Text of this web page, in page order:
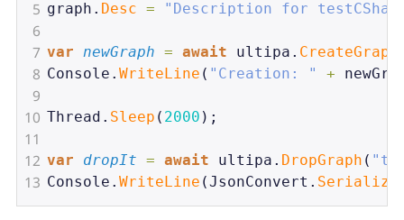
5 graph . Desc = "Description for
6
7 var newGraph = await ultipa . CreateGraph
8 Console . WriteLine ( "Creation: " +
9
10
Thread . Sleep ( 2000 );
11
12 var dropIt = await ultipa . DropGraph (
13 Console . WriteLine (JsonConvert .